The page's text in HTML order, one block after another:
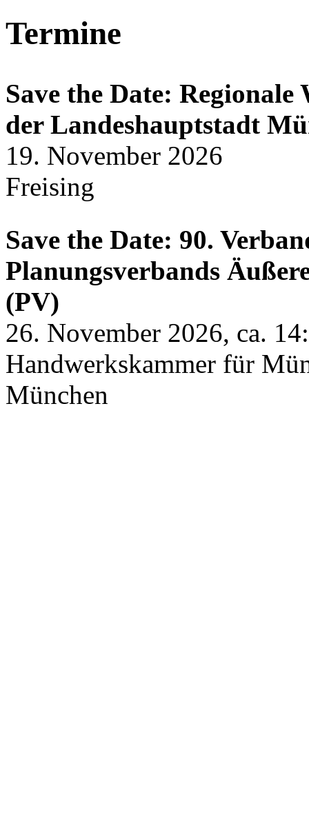
Termine
Save the Date:
der Landeshauptstadt
19. November 2026
Freising
Save the Date: 90.
Planungsverbands
(PV)
26. November 2026, ca.
Handwerkskammer für
München